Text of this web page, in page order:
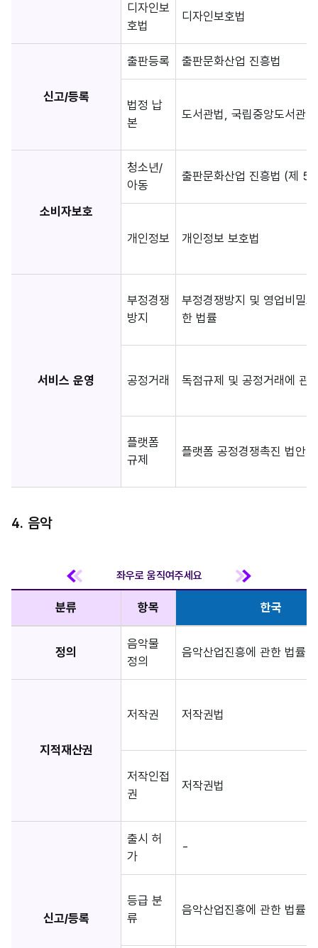
디자인보
호법
디자인보호법
신고/등록
출판등록 출판문화산업 진흥법
법정 납
본
도서관법, 국립중앙도서관법
소비자보호
청소년/
아동
출판문화산업 진흥법 (제 5
개인정보 개인정보 보호법
서비스 운영
부정경쟁
방지
부정경쟁방지 및 영업비밀
한 법률
공정거래 독점규제 및 공정거래에 관
플랫폼
규제
플랫폼 공정경쟁촉진 법안
4. 음악
분류 항목 한국
정의
음악물
정의
음악산업진흥에 관한 법률 (
지적재산권
저작권 저작권법
저작인접
권
저작권법
신고/등록
출시 허
가
-
등급 분
류
음악산업진흥에 관한 법률 (